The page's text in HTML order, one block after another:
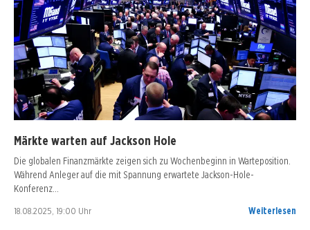
Märkte warten auf Jackson Hole
Die globalen Finanzmärkte zeigen sich zu Wochenbeginn in Warteposition.
Während Anleger auf die mit Spannung erwartete Jackson-Hole-
Konferenz…
18.08.2025, 19:00 Uhr Weiterlesen